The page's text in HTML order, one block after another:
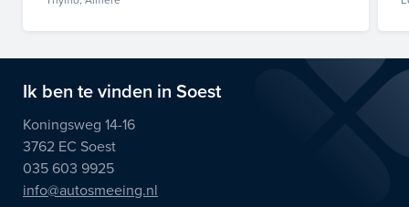
Ik ben te vinden in Soest
Koningsweg 14-16
3762 EC Soest
035 603 9925
info@autosmeeing.nl